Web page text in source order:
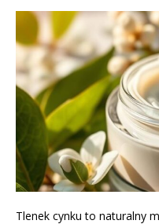
Tlenek cynku to naturalny